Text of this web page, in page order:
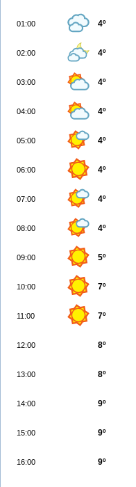
01:00 4º
02:00 4º
03:00 4º
04:00 4º
05:00 4º
06:00 4º
07:00 4º
08:00 4º
09:00 5º
10:00 7º
11:00 7º
12:00 8º
13:00 8º
14:00 9º
15:00 9º
16:00 9º